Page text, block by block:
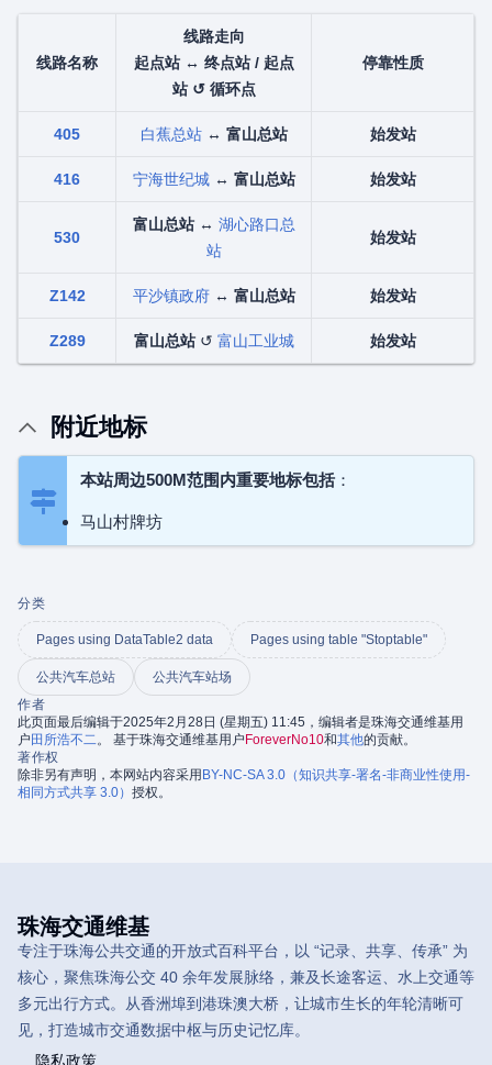
线路名称
线路走向
起点站 ↔ 终点站 / 起点
站 ↺ 循环点
停靠性质
405 白蕉总站↔ 富山总站 始发站
416 宁海世纪城↔ 富山总站 始发站
530
富山总站↔ 湖心路口总
站
始发站
Z142 平沙镇政府↔ 富山总站 始发站
Z289 富山总站↺ 富山工业城 始发站
附近地标
本站周边500M范围内重要地标包括：
马山村牌坊
分类
Pages using DataTable2 data Pages using table "Stoptable"
公共汽车总站
公共汽车站场
作者
此页面最后编辑于2025年2月28日 (星期五) 11:45，编辑者是珠海交通维基用
户 田所浩不二。 基于珠海交通维基用户 ForeverNo10和其他的贡献。
著作权
除非另有声明，本网站内容采用 BY-NC-SA 3.0（知识共享-署名-非商业性使用-
相同方式共享 3.0） 授权。
珠海交通维基
专注于珠海公共交通的开放式百科平台，以 “记录、共享、传承” 为
核心，聚焦珠海公交 40 余年发展脉络，兼及长途客运、水上交通等
多元出行方式。从香洲埠到港珠澳大桥，让城市生长的年轮清晰可
见，打造城市交通数据中枢与历史记忆库。
隐私政策